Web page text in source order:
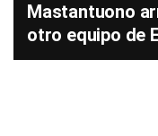
Mastantuono
otro equipo de